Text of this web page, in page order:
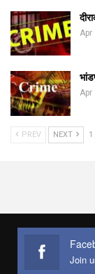
Apr
Apr
PREV NEXT 1